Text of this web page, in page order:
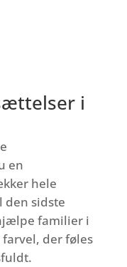
i
en
hele
den sidste
familier i
farvel, der føles